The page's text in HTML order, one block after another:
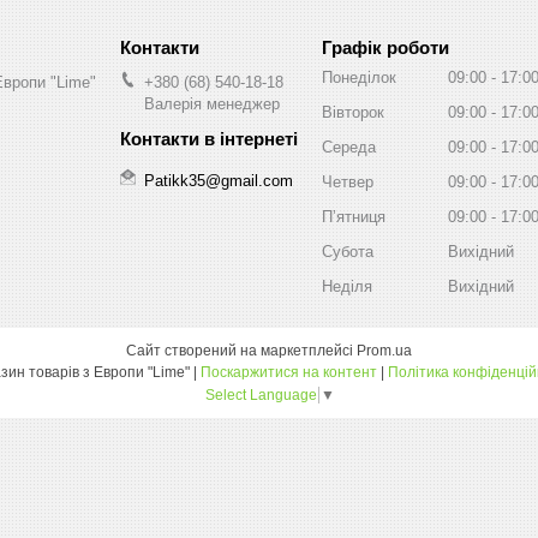
"Lime"
+380 (68) 540-18-18
Валерія менеджер
Patikk35@gmail.com
Графік роботи
Понеділок 09:00
17:00
Вівторок
09:00
17:00
Середа
09:00
17:00
Четвер
09:00
17:00
Пʼятниця
09:00
17:00
Субота
Вихідний
Неділя
Вихідний
Сайт створений на маркетплейсі Prom.ua
Поскаржитися на контент
Політика
Select Language ▼